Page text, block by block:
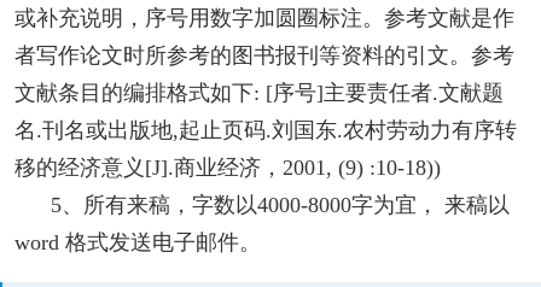
或补充说明，序号用数字加圆圈标注。参考文献是作
者写作论文时所参考的图书报刊等资料的引文。参考
文献条目的编排格式如下: [序号]主要责任者.文献题
名.刊名或出版地,起止页码.刘国东.农村劳动力有序转
移的经济意义[J].商业经济，2001, (9) :10-18))
5、所有来稿，字数以4000-8000字为宜， 来稿以
word 格式发送电子邮件。